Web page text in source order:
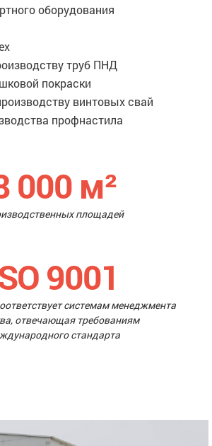
оборудования
труб ПНД
покраски
винтовых свай
профнастила
000 м²
площадей
9001
системам менеджмента
отвечающая требованиям
стандарта